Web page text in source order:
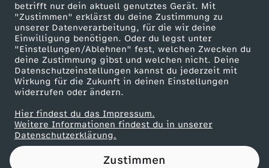
betrifft nur dein aktuell genutztes Gerät. Mit
"Zustimmen" erklärst du deine Zustimmung zu
unserer Datenverarbeitung, für die wir deine
Einwilligung benötigen. Oder du legst unter
"Einstellungen/Ablehnen" fest, welchen Zwecken du
deine Zustimmung gibst und welchen nicht. Deine
Datenschutzeinstellungen kannst du jederzeit mit
Wirkung für die Zukunft in deinen Einstellungen
widerrufen oder ändern.
Hier findest du das Impressum.
Weitere Informationen findest du in unserer
Datenschutzerklärung.
Zustimmen
Werbefernsehen
Mainzelmännchen
Partner